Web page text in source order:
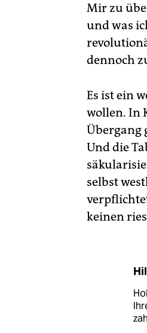
Mir zu
und was
dennoch
Es ist ein
wollen. In
Übergang
Und die
selbst
keinen